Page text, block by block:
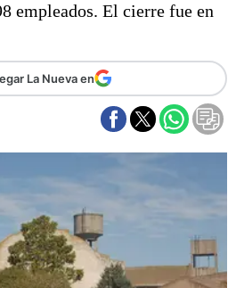
Fútbol
Aplausos
Cines
Economía y finanzas
Sociedad
Tecnología
Turismo
Salud
Es viral
empleados. El cierre fue en
La Nueva en